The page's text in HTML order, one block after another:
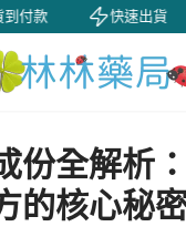
付款 快速出貨
份全解析
的核心秘